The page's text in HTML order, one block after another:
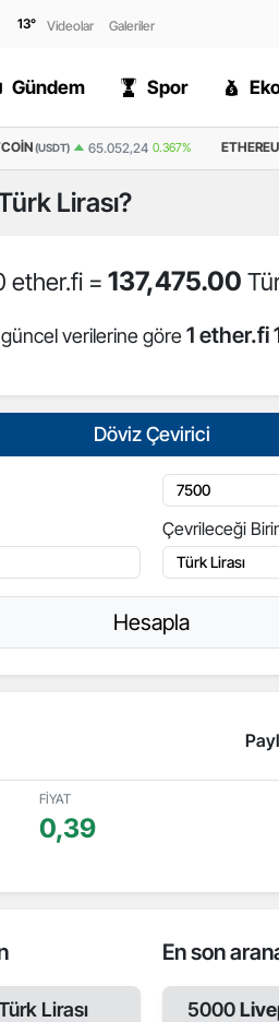
13° Videolar Galeriler
Gündem Spor
(USDT) 65.052,24 0.367%
Lirası?
ether.fi =137,475.00
verilerine göre1 ether.fi
Döviz Çevirici
Çevrileceği
Hesapla
FİYAT
0,39
Lirası
En son
5000